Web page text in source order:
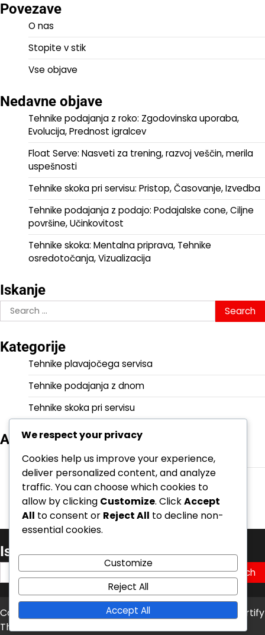
Povezave
O nas
Stopite v stik
Vse objave
Nedavne objave
Tehnike podajanja z roko: Zgodovinska uporaba,
Evolucija, Prednost igralcev
Float Serve: Nasveti za trening, razvoj veščin, merila
uspešnosti
Tehnike skoka pri servisu: Pristop, Časovanje, Izvedba
Tehnike podajanja z podajo: Podajalske cone, Ciljne
površine, Učinkovitost
Tehnike skoka: Mentalna priprava, Tehnike
osredotočanja, Vizualizacija
Iskanje
Search
for:
Kategorije
Tehnike plavajočega servisa
Tehnike podajanja z dnom
Tehnike skoka pri servisu
Arhiv
February 2026
January 2026
Iskanje
Search
for:
Copyright © 2026 sc-nm.com Theme: News Bite By
Artify
Themes
We respect your privacy
Cookies help us improve your experience,
deliver personalized content, and analyze
traffic. You can choose which cookies to
allow by clicking Customize. ClickAccept
All to consent or Reject All to decline non-
essential cookies.
Customize
Reject All
Accept All